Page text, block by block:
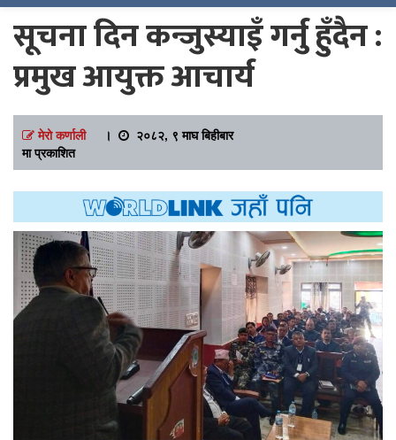
सूचना दिन कन्जुस्याइँ गर्नु हुँदैन :
प्रमुख आयुक्त आचार्य
मेरो कर्णाली।
२०८२, ९ माघ बिहीबार
मा प्रकाशित